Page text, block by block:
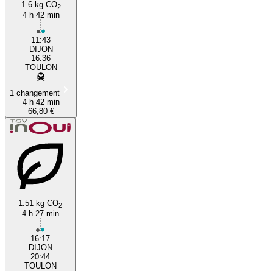
1.6 kg CO2
4 h 42 min
11:43
DIJON
16:36
TOULON
1 changement
4 h 42 min
66,80 €
1.51 kg CO2
4 h 27 min
16:17
DIJON
20:44
TOULON